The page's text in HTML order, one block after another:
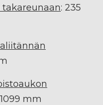
takareunaan: 235
mm